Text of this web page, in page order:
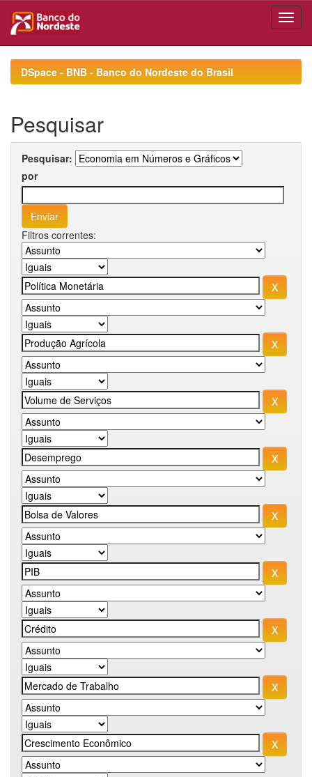
navigationDSpace - BNB - Banco do Nordeste do Brasil
Pesquisar
Pesquisar:
por
Filtros correntes: